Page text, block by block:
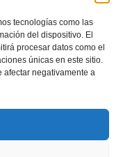
tecnologías como las
del dispositivo. El
procesar datos como el
únicas en este sitio.
afectar negativamente a
TV
Comunidad
privacidad
(UE)